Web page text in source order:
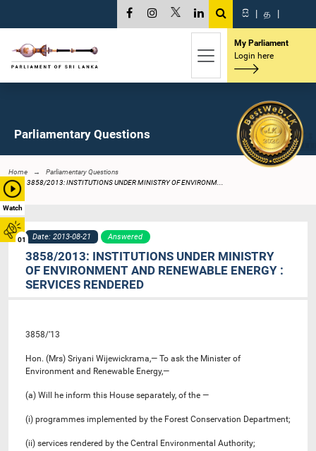
Watch
01
සි | த |
My Parliament
Login here
Parliamentary Questions
Home
Parliamentary Questions
3858/2013: INSTITUTIONS UNDER MINISTRY OF ENVIRONM...
Date: 2013-08-21 Answered
3858/2013: INSTITUTIONS UNDER MINISTRY
OF ENVIRONMENT AND RENEWABLE ENERGY :
SERVICES RENDERED
3858/’13
Hon. (Mrs) Sriyani Wijewickrama,— To ask the Minister of
Environment and Renewable Energy,—
(a) Will he inform this House separately, of the —
(i) programmes implemented by the Forest Conservation Department;
(ii) services rendered by the Central Environmental Authority;